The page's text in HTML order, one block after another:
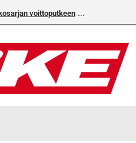
voittoputkeen